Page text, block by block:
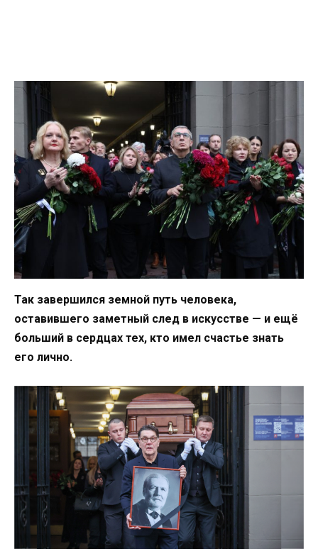
Так завершился земной путь человека,
оставившего заметный след в искусстве — и ещё
больший в сердцах тех, кто имел счастье знать
его лично.